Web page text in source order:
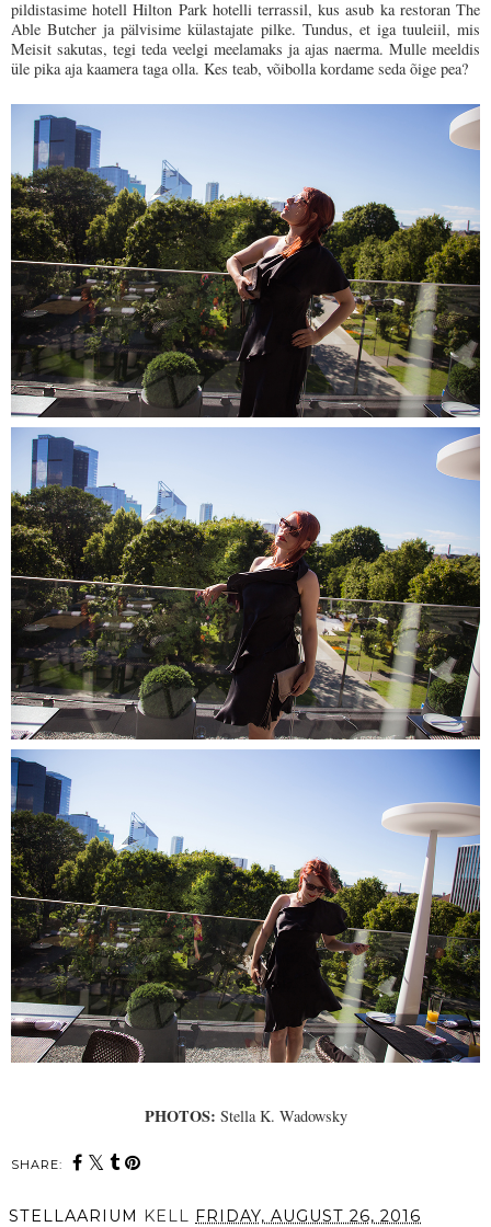
pildistasime hotell Hilton Park hotelli terrassil, kus asub ka restoran The
Able Butcher ja pälvisime külastajate pilke. Tundus, et iga tuuleiil, mis
Meisit sakutas, tegi teda veelgi meelamaks ja ajas naerma. Mulle meeldis
üle pika aja kaamera taga olla. Kes teab, võibolla kordame seda õige pea?
PHOTOS: Stella K. Wadowsky
SHARE:
STELLAARIUM KELL FRIDAY, AUGUST 26, 2016